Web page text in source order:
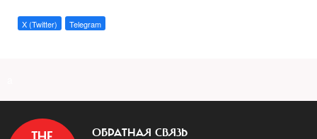
X (Twitter) Telegram
ОБРАТНАЯ СВЯЗЬ